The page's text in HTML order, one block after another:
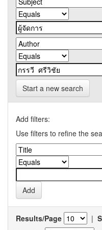
Start a new search
Add filters:
Use filters to refine the
Results/Page |